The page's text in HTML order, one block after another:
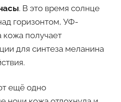
. В это время солнце
горизонтом, УФ-
кожа получает
для синтеза меланина
ещё одно